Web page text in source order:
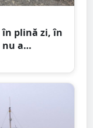
în plină zi, în
a
amendă!